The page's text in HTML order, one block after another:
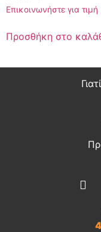
Επικοινωνήστε για τιμή
Προσθήκη στο